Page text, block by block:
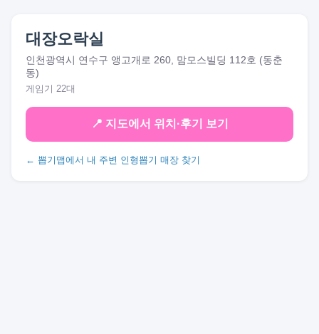
대장오락실
인천광역시 연수구 앵고개로 260, 맘모스빌딩 112호 (동춘
동)
게임기 22대
📍 지도에서 위치·후기 보기
← 뽑기맵에서 내 주변 인형뽑기 매장 찾기